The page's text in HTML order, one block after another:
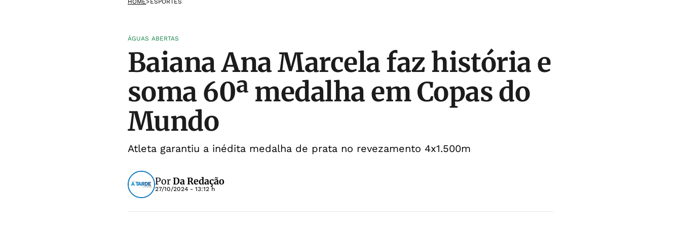
HOME> ESPORTES
ÁGUAS ABERTAS
Baiana Ana Marcela faz história e
soma 60ª medalha em Copas do
Mundo
Atleta garantiu a inédita medalha de prata no revezamento 4x1.500m
PorDa Redação
27/10/2024 - 13:12 h